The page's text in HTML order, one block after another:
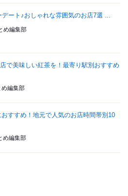
ート♪おしゃれな雰囲気のお店7選 ...
め編集部
で美味しい紅茶を！最寄り駅別おすすめ
め編集部
すすめ！地元で人気のお店時間帯別10
め編集部